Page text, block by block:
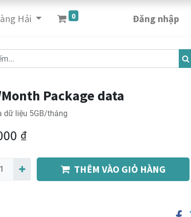
Hải 0 Đăng nhập
Package data
dữ liệu 5GB/tháng
₫
THÊM VÀO GIỎ HÀNG